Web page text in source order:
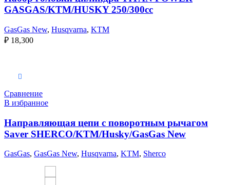
GASGAS/KTM/HUSKY 250/300сс
GasGas New, Husqvarna, KTM
₽ 18,300
Сравнение
В избранное
Направляющая цепи с поворотным рычагом
Saver SHERCO/KTM/Husky/GasGas New
GasGas, GasGas New, Husqvarna, KTM, Sherco